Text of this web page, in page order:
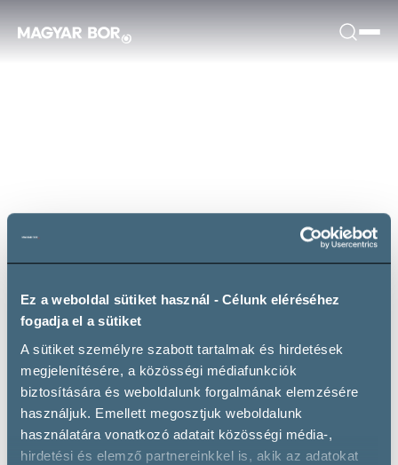
Ez a weboldal sütiket használ - Célunk eléréséhez
fogadja el a sütiket
A sütiket személyre szabott tartalmak és hirdetések
megjelenítésére, a közösségi médiafunkciók
biztosítására és weboldalunk forgalmának elemzésére
használjuk. Emellett megosztjuk weboldalunk
használatára vonatkozó adatait közösségi média-,
hirdetési és elemző partnereinkkel is, akik az adatokat